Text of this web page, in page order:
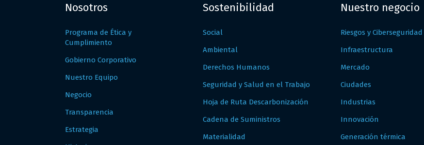
Nosotros
Programa de Ética y
Cumplimiento
Gobierno Corporativo
Nuestro Equipo
Negocio
Transparencia
Estrategia
Sostenibilidad
Social
Ambiental
Derechos Humanos
Seguridad y Salud en el Trabajo
Hoja de Ruta Descarbonización
Cadena de Suministros
Materialidad
Nuestro negocio
Riesgos y Ciberseguridad
Infraestructura
Mercado
Ciudades
Industrias
Innovación
Generación térmica